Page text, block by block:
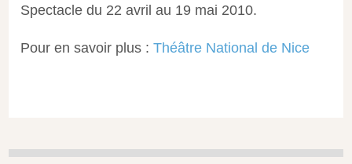
Spectacle du 22 avril au 19 mai 2010.
Pour en savoir plus :Théâtre National de Nice